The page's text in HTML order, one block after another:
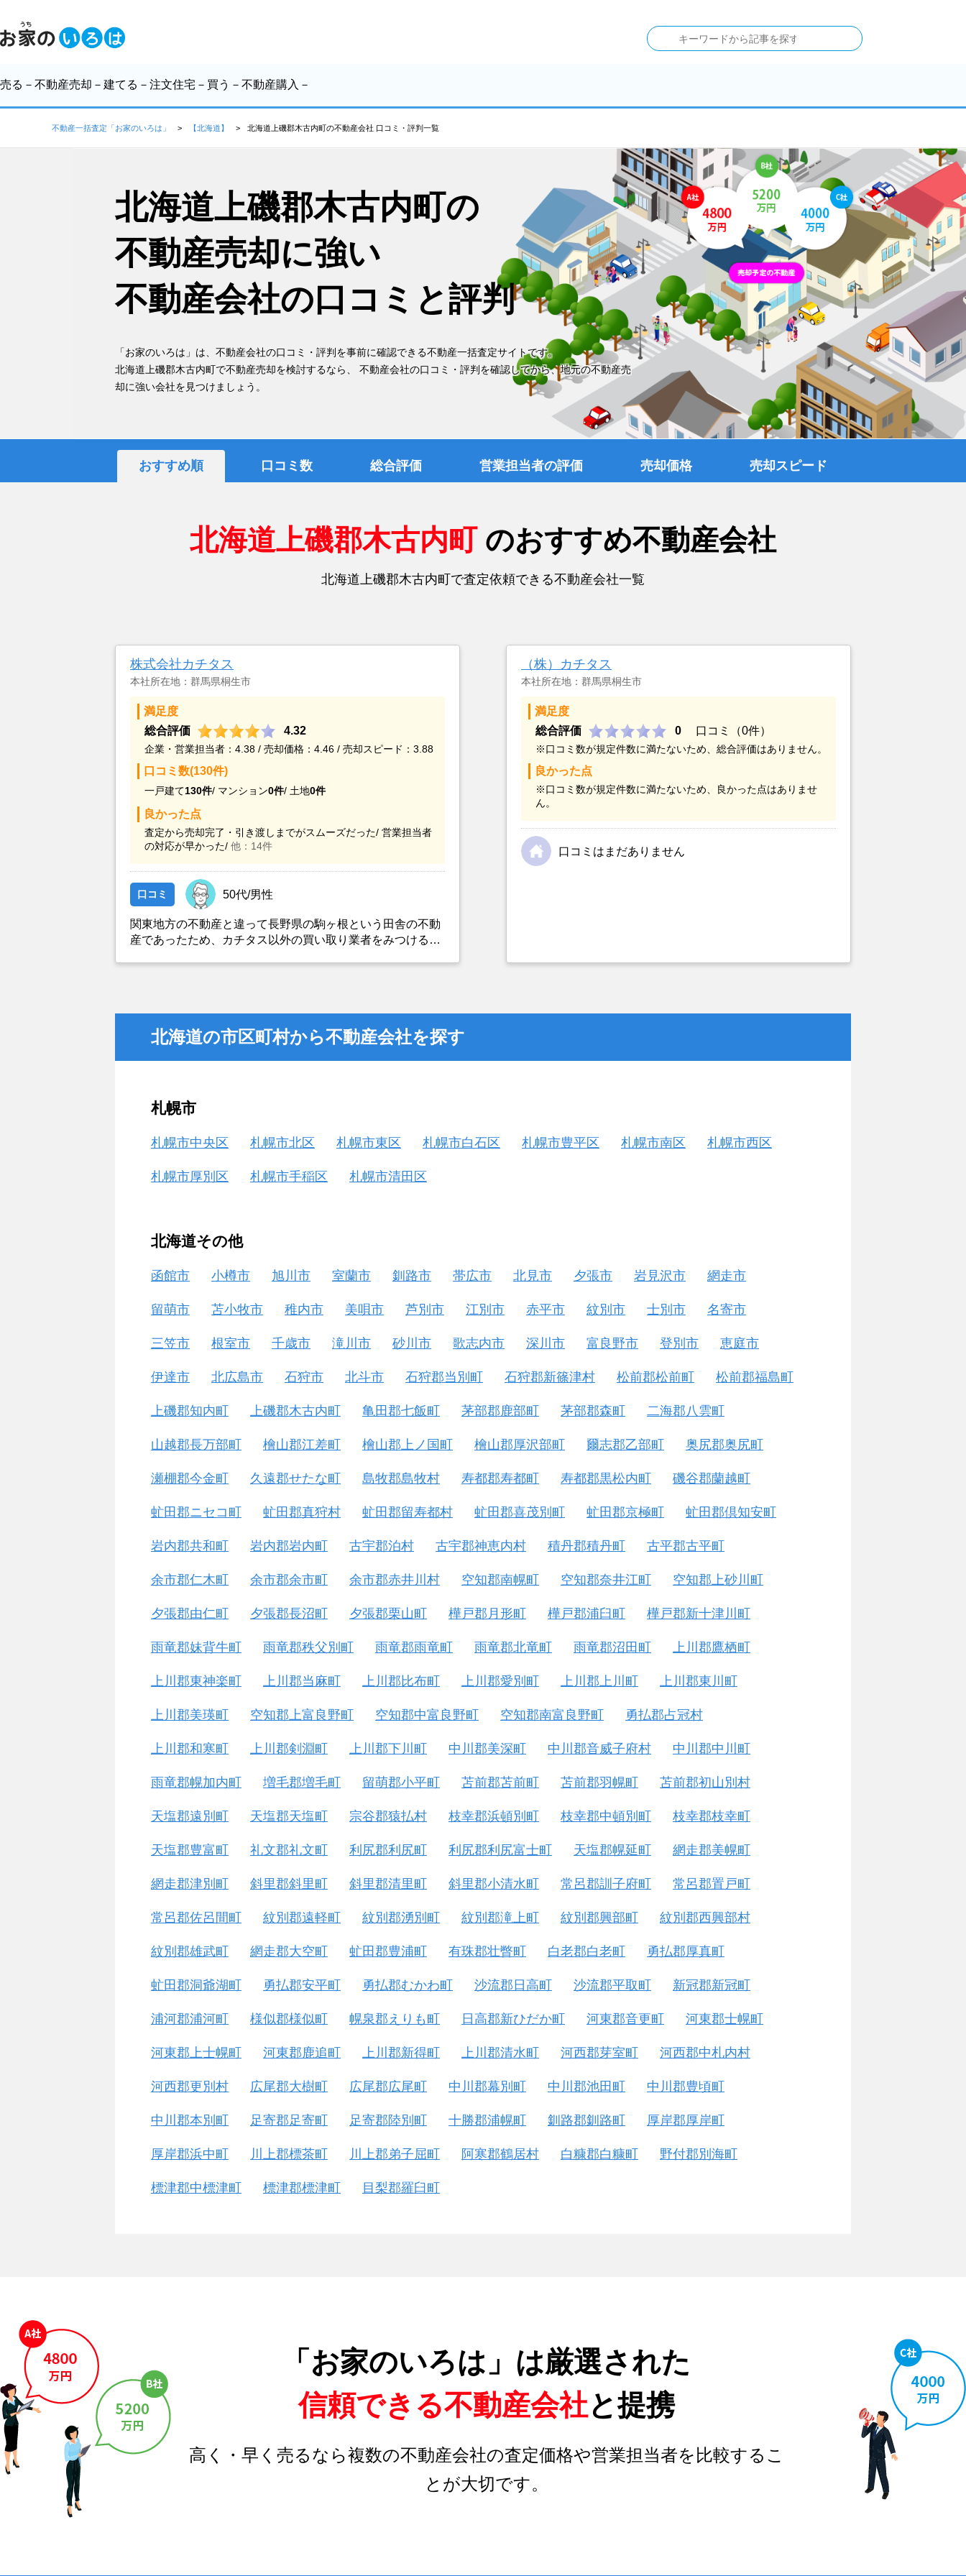
売る －不動産売却－ 建てる －注文住宅－ 買う －不動産購入－
不動産一括査定「お家のいろは」 【北海道】 北海道上磯郡木古内町の不動産会社 口コミ・評判一覧
北海道上磯郡木古内町の
不動産売却に強い
不動産会社の口コミと評判
「お家のいろは」は、不動産会社の口コミ・評判を事前に確認できる不動産一括査定サイトです。
北海道上磯郡木古内町で不動産売却を検討するなら、 不動産会社の口コミ・評判を確認してから、地元の不動産売
却に強い会社を見つけましょう。
おすすめ順 口コミ数 総合評価 営業担当者の評価 売却価格 売却スピード
北海道上磯郡木古内町 のおすすめ不動産会社
北海道上磯郡木古内町で査定依頼できる不動産会社一覧
株式会社カチタス
本社所在地：群馬県桐生市
満足度
総合評価
4.32
企業・営業担当者：4.38 / 売却価格：4.46 / 売却スピード：3.88
口コミ数(130件)
一戸建て130件/ マンション0件/ 土地0件
良かった点
査定から売却完了・引き渡しまでがスムーズだった/ 営業担当者
の対応が早かった/ 他：14件
口コミ 50代/男性
関東地方の不動産と違って長野県の駒ヶ根という田舎の不動
産であったため、カチタス以外の買い取り業者をみつけるこ
（株）カチタス
本社所在地：群馬県桐生市
満足度
総合評価
0 口コミ（0件）
※口コミ数が規定件数に満たないため、総合評価はありません。
良かった点
※口コミ数が規定件数に満たないため、良かった点はありませ
ん。
口コミはまだありません
北海道の市区町村から不動産会社を探す
札幌市
札幌市中央区 札幌市北区 札幌市東区 札幌市白石区 札幌市豊平区 札幌市南区 札幌市西区
札幌市厚別区 札幌市手稲区 札幌市清田区
北海道その他
函館市 小樽市 旭川市 室蘭市 釧路市 帯広市 北見市 夕張市 岩見沢市 網走市
留萌市 苫小牧市 稚内市 美唄市 芦別市 江別市 赤平市 紋別市 士別市 名寄市
三笠市 根室市 千歳市 滝川市 砂川市 歌志内市 深川市 富良野市 登別市 恵庭市
伊達市 北広島市 石狩市 北斗市 石狩郡当別町 石狩郡新篠津村 松前郡松前町 松前郡福島町
上磯郡知内町 上磯郡木古内町 亀田郡七飯町 茅部郡鹿部町 茅部郡森町 二海郡八雲町
山越郡長万部町 檜山郡江差町 檜山郡上ノ国町 檜山郡厚沢部町 爾志郡乙部町 奥尻郡奥尻町
瀬棚郡今金町 久遠郡せたな町 島牧郡島牧村 寿都郡寿都町 寿都郡黒松内町 磯谷郡蘭越町
虻田郡ニセコ町 虻田郡真狩村 虻田郡留寿都村 虻田郡喜茂別町 虻田郡京極町 虻田郡倶知安町
岩内郡共和町 岩内郡岩内町 古宇郡泊村 古宇郡神恵内村 積丹郡積丹町 古平郡古平町
余市郡仁木町 余市郡余市町 余市郡赤井川村 空知郡南幌町 空知郡奈井江町 空知郡上砂川町
夕張郡由仁町 夕張郡長沼町 夕張郡栗山町 樺戸郡月形町 樺戸郡浦臼町 樺戸郡新十津川町
雨竜郡妹背牛町 雨竜郡秩父別町 雨竜郡雨竜町 雨竜郡北竜町 雨竜郡沼田町 上川郡鷹栖町
上川郡東神楽町 上川郡当麻町 上川郡比布町 上川郡愛別町 上川郡上川町 上川郡東川町
上川郡美瑛町 空知郡上富良野町 空知郡中富良野町 空知郡南富良野町 勇払郡占冠村
上川郡和寒町 上川郡剣淵町 上川郡下川町 中川郡美深町 中川郡音威子府村 中川郡中川町
雨竜郡幌加内町 増毛郡増毛町 留萌郡小平町 苫前郡苫前町 苫前郡羽幌町 苫前郡初山別村
天塩郡遠別町 天塩郡天塩町 宗谷郡猿払村 枝幸郡浜頓別町 枝幸郡中頓別町 枝幸郡枝幸町
天塩郡豊富町 礼文郡礼文町 利尻郡利尻町 利尻郡利尻富士町 天塩郡幌延町 網走郡美幌町
網走郡津別町 斜里郡斜里町 斜里郡清里町 斜里郡小清水町 常呂郡訓子府町 常呂郡置戸町
常呂郡佐呂間町 紋別郡遠軽町 紋別郡湧別町 紋別郡滝上町 紋別郡興部町 紋別郡西興部村
紋別郡雄武町 網走郡大空町 虻田郡豊浦町 有珠郡壮瞥町 白老郡白老町 勇払郡厚真町
虻田郡洞爺湖町 勇払郡安平町 勇払郡むかわ町 沙流郡日高町 沙流郡平取町 新冠郡新冠町
浦河郡浦河町 様似郡様似町 幌泉郡えりも町 日高郡新ひだか町 河東郡音更町 河東郡士幌町
河東郡上士幌町 河東郡鹿追町 上川郡新得町 上川郡清水町 河西郡芽室町 河西郡中札内村
河西郡更別村 広尾郡大樹町 広尾郡広尾町 中川郡幕別町 中川郡池田町 中川郡豊頃町
中川郡本別町 足寄郡足寄町 足寄郡陸別町 十勝郡浦幌町 釧路郡釧路町 厚岸郡厚岸町
厚岸郡浜中町 川上郡標茶町 川上郡弟子屈町 阿寒郡鶴居村 白糠郡白糠町 野付郡別海町
標津郡中標津町 標津郡標津町 目梨郡羅臼町
「お家のいろは」は厳選された
信頼できる不動産会社と提携
高く・早く売るなら複数の不動産会社の査定価格や営業担当者を比較するこ
とが大切です。